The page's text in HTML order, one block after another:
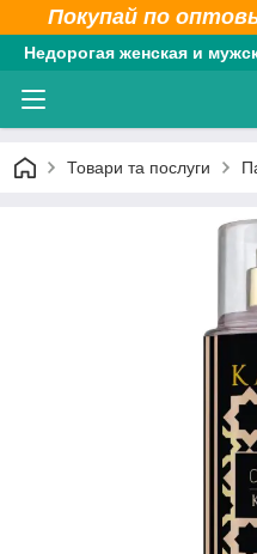
Покупай по
Недорогая женская и
Товари та послуги